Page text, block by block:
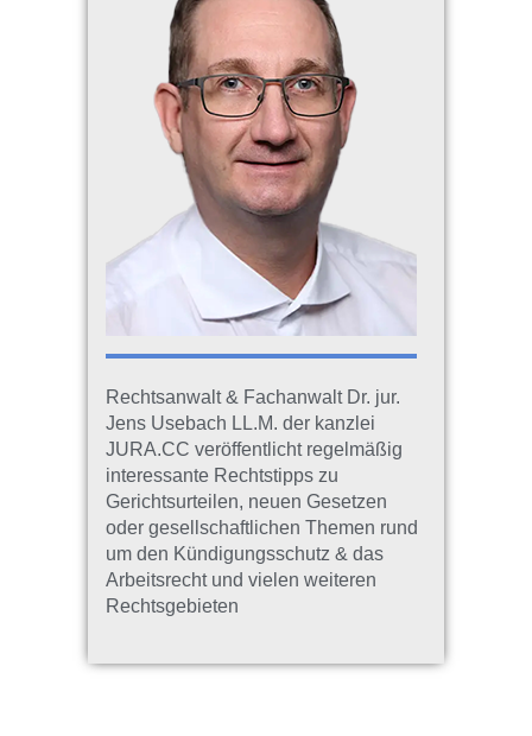
Rechtsanwalt & Fachanwalt Dr. jur.
Jens Usebach LL.M. der kanzlei
JURA.CC veröffentlicht regelmäßig
interessante Rechtstipps zu
Gerichtsurteilen, neuen Gesetzen
oder gesellschaftlichen Themen rund
um den Kündigungsschutz & das
Arbeitsrecht und vielen weiteren
Rechtsgebieten